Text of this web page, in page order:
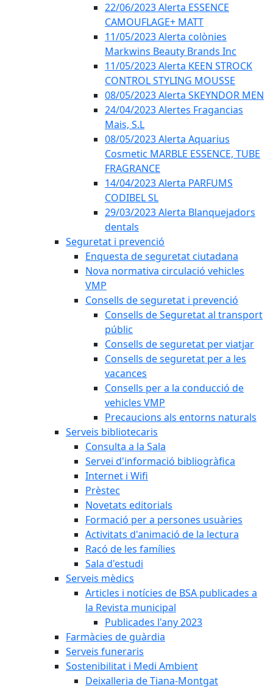
22/06/2023 Alerta ESSENCE
CAMOUFLAGE+ MATT
11/05/2023 Alerta colònies
Markwins Beauty Brands Inc
11/05/2023 Alerta KEEN STROCK
CONTROL STYLING MOUSSE
08/05/2023 Alerta SKEYNDOR MEN
24/04/2023 Alertes Fragancias
Mais, S.L
08/05/2023 Alerta Aquarius
Cosmetic MARBLE ESSENCE, TUBE
FRAGRANCE
14/04/2023 Alerta PARFUMS
CODIBEL SL
29/03/2023 Alerta Blanquejadors
dentals
Seguretat i prevenció
Enquesta de seguretat ciutadana
Nova normativa circulació vehicles
VMP
Consells de seguretat i prevenció
Consells de Seguretat al transport
públic
Consells de seguretat per viatjar
Consells de seguretat per a les
vacances
Consells per a la conducció de
vehicles VMP
Precaucions als entorns naturals
Serveis bibliotecaris
Consulta a la Sala
Servei d'informació bibliogràfica
Internet i Wifi
Prèstec
Novetats editorials
Formació per a persones usuàries
Activitats d'animació de la lectura
Racó de les famílies
Sala d'estudi
Serveis mèdics
Articles i notícies de BSA publicades a
la Revista municipal
Publicades l'any 2023
Farmàcies de guàrdia
Serveis funeraris
Sostenibilitat i Medi Ambient
Deixalleria de Tiana-Montgat